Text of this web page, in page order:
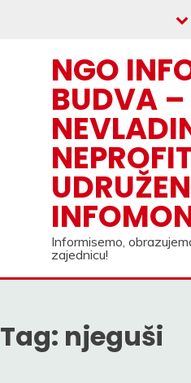
NGO
BUDVA –
Informisemo,
zajednicu!
Tag: njeguši